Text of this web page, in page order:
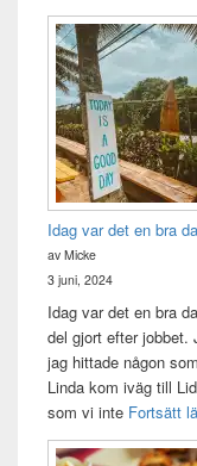
Idag var det en bra
av Micke
3 juni, 2024
Idag var det en bra
del gjort efter jobbet.
jag hittade någon
Linda kom iväg till
som vi inte Fortsätt